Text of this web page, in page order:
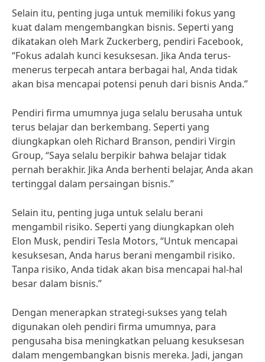
Selain itu, penting juga untuk memiliki fokus yang
kuat dalam mengembangkan bisnis. Seperti yang
dikatakan oleh Mark Zuckerberg, pendiri Facebook,
“Fokus adalah kunci kesuksesan. Jika Anda terus-
menerus terpecah antara berbagai hal, Anda tidak
akan bisa mencapai potensi penuh dari bisnis Anda.”
Pendiri firma umumnya juga selalu berusaha untuk
terus belajar dan berkembang. Seperti yang
diungkapkan oleh Richard Branson, pendiri Virgin
Group, “Saya selalu berpikir bahwa belajar tidak
pernah berakhir. Jika Anda berhenti belajar, Anda akan
tertinggal dalam persaingan bisnis.”
Selain itu, penting juga untuk selalu berani
mengambil risiko. Seperti yang diungkapkan oleh
Elon Musk, pendiri Tesla Motors, “Untuk mencapai
kesuksesan, Anda harus berani mengambil risiko.
Tanpa risiko, Anda tidak akan bisa mencapai hal-hal
besar dalam bisnis.”
Dengan menerapkan strategi-sukses yang telah
digunakan oleh pendiri firma umumnya, para
pengusaha bisa meningkatkan peluang kesuksesan
dalam mengembangkan bisnis mereka. Jadi, jangan